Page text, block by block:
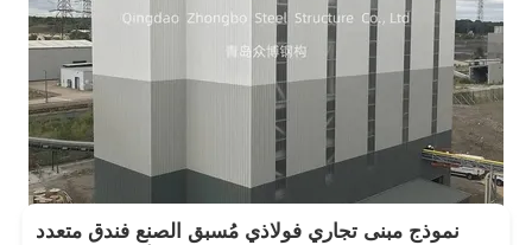
نموذج مبنى تجاري فولاذي مُسبق الصنع فندق متعدد